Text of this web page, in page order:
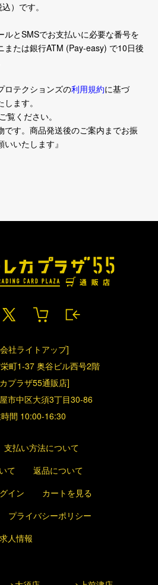
）です。
ルとSMSでお支払いに必要な番号を
または銀行ATM (Pay-easy) で10日後
ロテクションズの利用規約に基づ
ます。
覧ください。
です。商品発送後のご案内までお振
いたします』
社ライトアップ]
町1-37 奥谷ビル西号2階
プラザ55通販店]
市中区大須3丁目30-86
間 10:00-16:30
支払い方法について
て
返品について
イン
カートを見る
プライバシーポリシー
求人情報